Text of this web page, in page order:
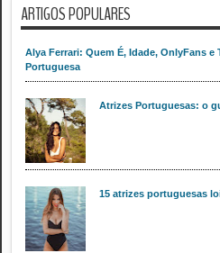
ARTIGOS POPULARES
Alya Ferrari: Quem É, Idade, OnlyFans e
Portuguesa
Atrizes Portuguesas: o
15 atrizes portuguesas